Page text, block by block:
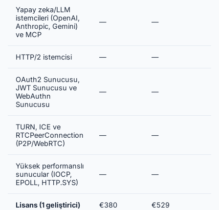
Yapay zeka/LLM
istemcileri (OpenAI,
Anthropic, Gemini)
ve MCP
— —
HTTP/2 istemcisi — —
OAuth2 Sunucusu,
JWT Sunucusu ve
WebAuthn
Sunucusu
— —
TURN, ICE ve
RTCPeerConnection
(P2P/WebRTC)
— —
Yüksek performanslı
sunucular (IOCP,
EPOLL, HTTP.SYS)
— —
Lisans (1 geliştirici) €380 €529